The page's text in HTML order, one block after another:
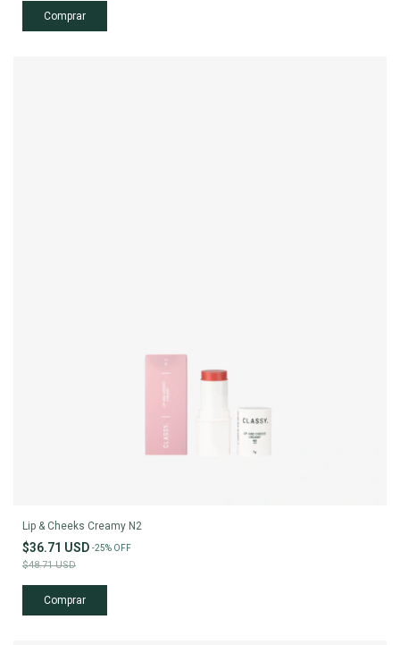
Lip & Cheeks Creamy N2
$36.71 USD -25% OFF
$48.71 USD